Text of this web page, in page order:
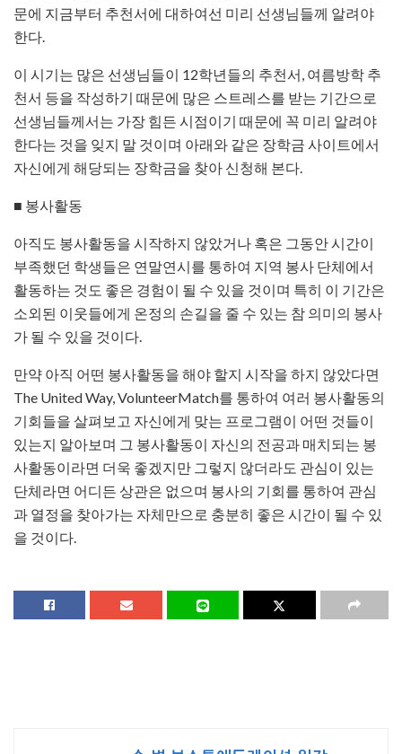
문에 지금부터 추천서에 대하여선 미리 선생님들께 알려야
한다.
이 시기는 많은 선생님들이 12학년들의 추천서, 여름방학 추
천서 등을 작성하기 때문에 많은 스트레스를 받는 기간으로
선생님들께서는 가장 힘든 시점이기 때문에 꼭 미리 알려야
한다는 것을 잊지 말 것이며 아래와 같은 장학금 사이트에서
자신에게 해당되는 장학금을 찾아 신청해 본다.
■ 봉사활동
아직도 봉사활동을 시작하지 않았거나 혹은 그동안 시간이
부족했던 학생들은 연말연시를 통하여 지역 봉사 단체에서
활동하는 것도 좋은 경험이 될 수 있을 것이며 특히 이 기간은
소외된 이웃들에게 온정의 손길을 줄 수 있는 참 의미의 봉사
가 될 수 있을 것이다.
만약 아직 어떤 봉사활동을 해야 할지 시작을 하지 않았다면
The United Way, VolunteerMatch를 통하여 여러 봉사활동의
기회들을 살펴보고 자신에게 맞는 프로그램이 어떤 것들이
있는지 알아보며 그 봉사활동이 자신의 전공과 매치되는 봉
사활동이라면 더욱 좋겠지만 그렇지 않더라도 관심이 있는
단체라면 어디든 상관은 없으며 봉사의 기회를 통하여 관심
과 열정을 찾아가는 자체만으로 충분히 좋은 시간이 될 수 있
을 것이다.